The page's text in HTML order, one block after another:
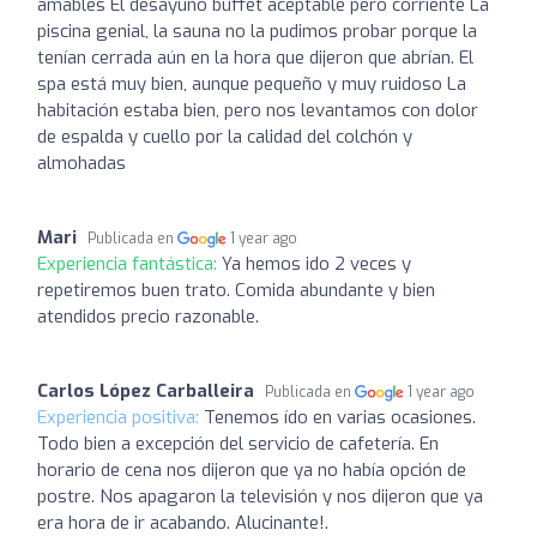
piscina genial, la sauna no la pudimos probar porque la
tenían cerrada aún en la hora que dijeron que abrían. El
spa está muy bien, aunque pequeño y muy ruidoso La
habitación estaba bien, pero nos levantamos con dolor
de espalda y cuello por la calidad del colchón y
almohadas
Mari Publicada en 1 year ago
Experiencia fantástica: Ya hemos ido 2 veces y
repetiremos buen trato. Comida abundante y bien
atendidos precio razonable.
Carlos López Carballeira Publicada en 1 year ago
Experiencia positiva: Tenemos ído en varias ocasiones.
Todo bien a excepción del servicio de cafetería. En
horario de cena nos dijeron que ya no había opción de
postre. Nos apagaron la televisión y nos dijeron que ya
era hora de ir acabando. Alucinante!.